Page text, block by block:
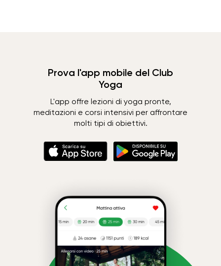
Prova l'app mobile del Club
Yoga
L'app offre lezioni di yoga pronte,
meditazioni e corsi intensivi per affrontare
molti tipi di obiettivi.